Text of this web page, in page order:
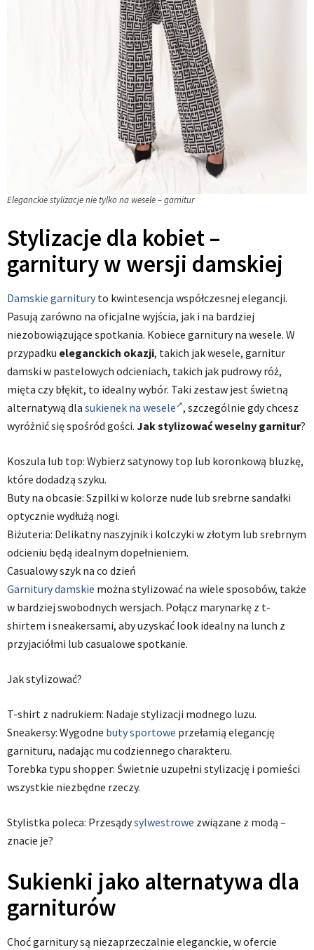
Eleganckie stylizacje nie tylko na wesele – garnitur
Stylizacje dla kobiet –
garnitury w wersji damskiej
Damskie garnituryto kwintesencja współczesnej elegancji.
Pasują zarówno na oficjalne wyjścia, jak i na bardziej
niezobowiązujące spotkania. Kobiece garnitury na wesele. W
przypadku eleganckich okazji, takich jak wesele, garnitur
damski w pastelowych odcieniach, takich jak pudrowy róż,
mięta czy błękit, to idealny wybór. Taki zestaw jest świetną
alternatywą dla sukienek na wesele , szczególnie gdy chcesz
wyróżnić się spośród gości. Jak stylizować weselny garnitur?
Koszula lub top: Wybierz satynowy top lub koronkową bluzkę,
które dodadzą szyku.
Buty na obcasie: Szpilki w kolorze nude lub srebrne sandałki
optycznie wydłużą nogi.
Biżuteria: Delikatny naszyjnik i kolczyki w złotym lub srebrnym
odcieniu będą idealnym dopełnieniem.
Casualowy szyk na co dzień
Garnitury damskie można stylizować na wiele sposobów, także
w bardziej swobodnych wersjach. Połącz marynarkę z t-
shirtem i sneakersami, aby uzyskać look idealny na lunch z
przyjaciółmi lub casualowe spotkanie.
Jak stylizować?
T-shirt z nadrukiem: Nadaje stylizacji modnego luzu.
Sneakersy: Wygodne buty sportowe przełamią elegancję
garnituru, nadając mu codziennego charakteru.
Torebka typu shopper: Świetnie uzupełni stylizację i pomieści
wszystkie niezbędne rzeczy.
Stylistka poleca: Przesądysylwestrowe związane z modą –
znacie je?
Sukienki jako alternatywa dla
garniturów
Choć garnitury są niezaprzeczalnie eleganckie, w ofercie